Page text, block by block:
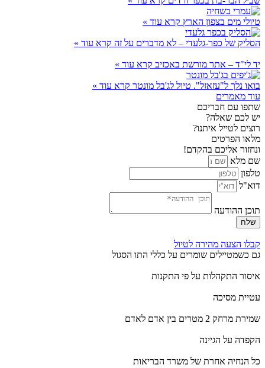
טיולי מים בצפון הארץקרא עוד »
הסליק של כפר-גלעדי – לא מדברים על זהקרא עוד »
יד לי"ד – אתר מורשת באכזיבקרא עוד »
בואו נלך ל"עזאזל". טיול לג'בל מונטרקרא עוד »
עוד מאמרים
שתפו עם חבריכם
יש לכם שאלה?
רוצים לטייל איתנו?
מלאו הפרטים
ונחזור אליכם בהקדם!
שם מלא
טלפון
דוא"ל
תוכן ההודעה
שלח
קבלו הצעה מהירה לטיול
גם כשמטיילים שומרים על כללי התו הסגול
איסור התקהלות על פי התקנות
עטיית מסיכה
שמירת מרחק 2 מטרים בין אדם לאדם
הקפדה על הגיינה
כל הנחיה אחרת של משרד הבריאות